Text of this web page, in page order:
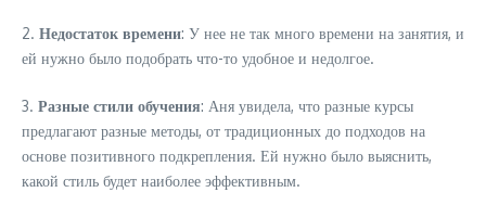
2. Недостаток времени: У нее не так много времени на занятия, и
ей нужно было подобрать что-то удобное и недолгое.
3. Разные стили обучения: Аня увидела, что разные курсы
предлагают разные методы, от традиционных до подходов на
основе позитивного подкрепления. Ей нужно было выяснить,
какой стиль будет наиболее эффективным.